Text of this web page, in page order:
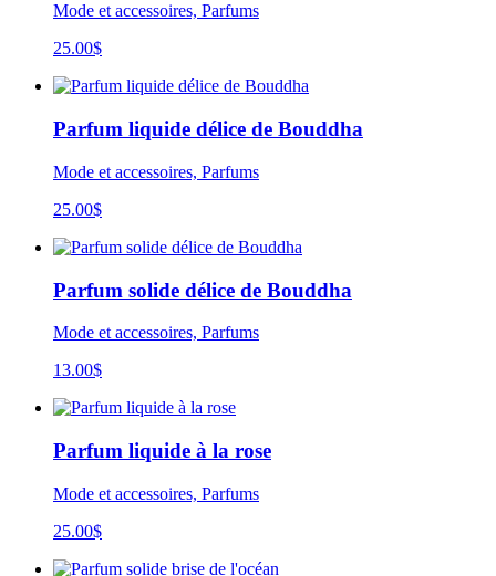
Mode et accessoires, Parfums
25.00$
Parfum liquide délice de Bouddha
Mode et accessoires, Parfums
25.00$
Parfum solide délice de Bouddha
Mode et accessoires, Parfums
13.00$
Parfum liquide à la rose
Mode et accessoires, Parfums
25.00$